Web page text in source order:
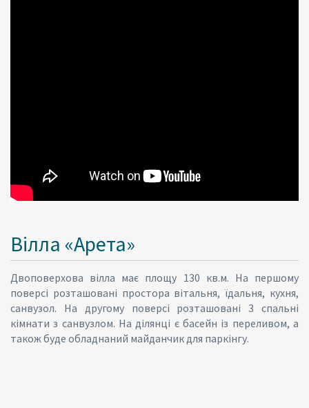
Вілла «Арета»
Двоповерхова вілла має площу 130 кв.м. На першому
поверсі розташовані простора вітальня, їдальня, кухня,
санвузол. На другому поверсі розташовані 3 спальні
кімнати з санвузлом. На ділянці є басейн із переливом, а
також буде обладнаний майданчик для паркінгу.